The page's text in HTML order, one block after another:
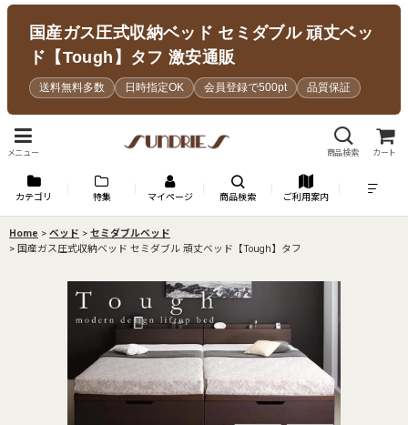
国産ガス圧式収納ベッド セミダブル 頑丈ベッ
ド【Tough】タフ 激安通販
送料無料多数 日時指定OK 会員登録で500pt 品質保証
メニュー 商品検索 カート
カテゴリ 特集 マイページ 商品検索 ご利用案内
Home > ベッド > セミダブルベッド
> 国産ガス圧式収納ベッド セミダブル 頑丈ベッド【Tough】タフ